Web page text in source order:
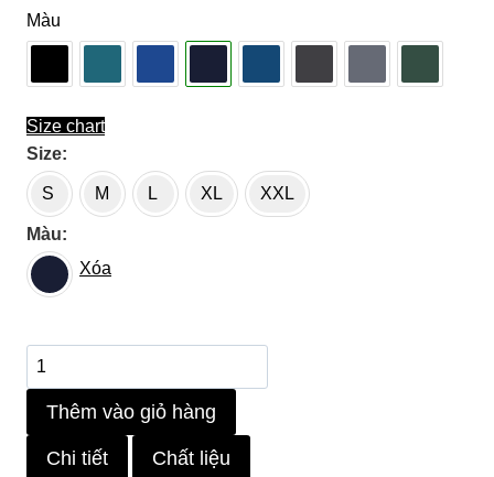
Màu
Size chart
Size
S M L XL XXL
Màu
Xóa
Hera
Scrubs
Dark
Blue
Thêm vào giỏ hàng
Chi tiết Chất liệu